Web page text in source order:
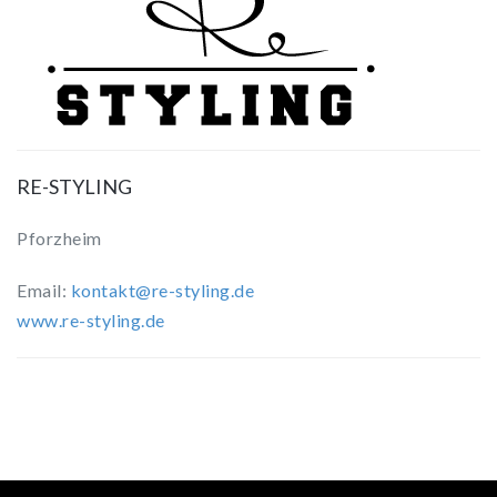
RE-STYLING
Pforzheim
Email: kontakt@re-styling.de
www.re-styling.de